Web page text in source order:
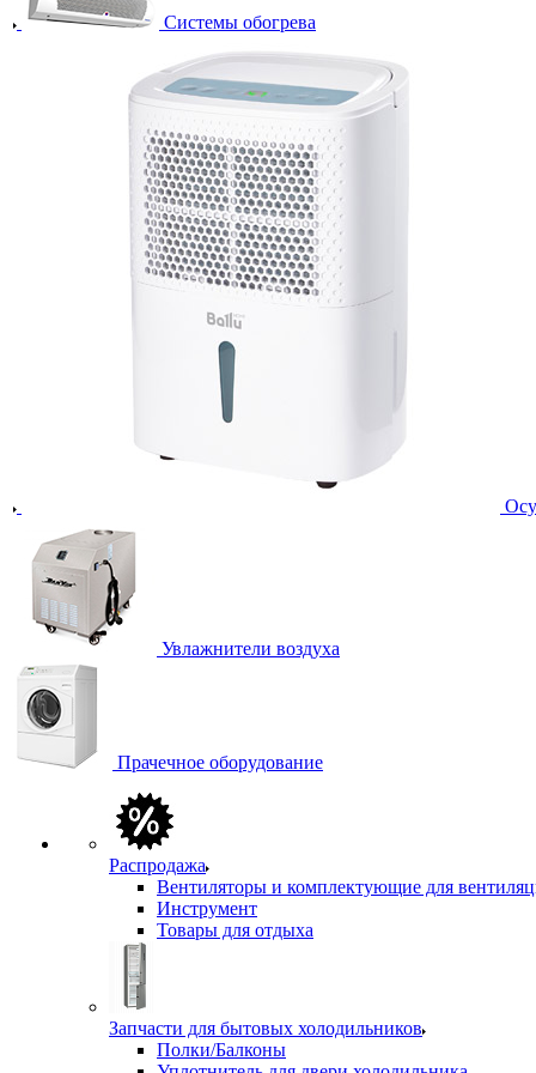
Системы обогрева
Увлажнители воздуха
Прачечное оборудование
Распродажа
Вентиляторы и комплектующие для
Инструмент
Товары для отдыха
Запчасти для бытовых холодильников
Полки/Балконы